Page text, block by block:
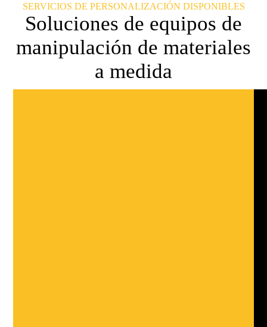
SERVICIOS DE PERSONALIZACIÓN DISPONIBLES
Soluciones de equipos de
manipulación de materiales
a medida